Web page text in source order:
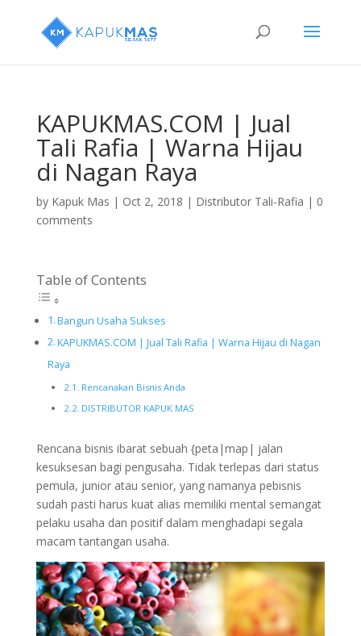
KAPUKMAS.COM | Jual
Tali Rafia | Warna Hijau
di Nagan Raya
by Kapuk Mas | Oct 2, 2018 | Distributor Tali-Rafia | 0
comments
Table of Contents
Bangun Usaha Sukses
KAPUKMAS.COM | Jual Tali Rafia | Warna Hijau di Nagan
Raya
Rencanakan Bisnis Anda
DISTRIBUTOR KAPUK MAS
Rencana bisnis ibarat sebuah {peta|map| jalan
kesuksesan bagi pengusaha. Tidak terlepas dari status
pemula, junior atau senior, yang namanya pebisnis
sudah pasti harus kuat alias memiliki mental semangat
pelaku usaha dan positif dalam menghadapi segala
macam tantangan usaha.